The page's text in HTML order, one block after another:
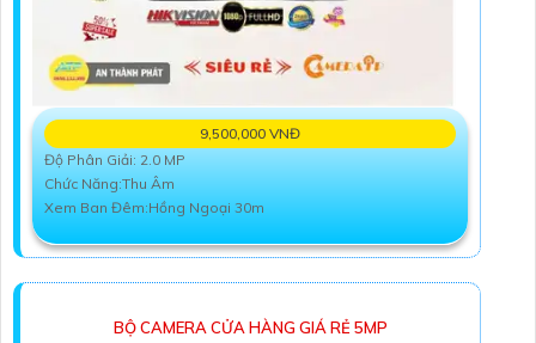
9,500,000 VNĐ
Độ Phân Giải: 2.0 MP
Chức Năng:Thu Âm
Xem Ban Đêm:Hồng Ngoại 30m
BỘ CAMERA CỬA HÀNG GIÁ RẺ 5MP